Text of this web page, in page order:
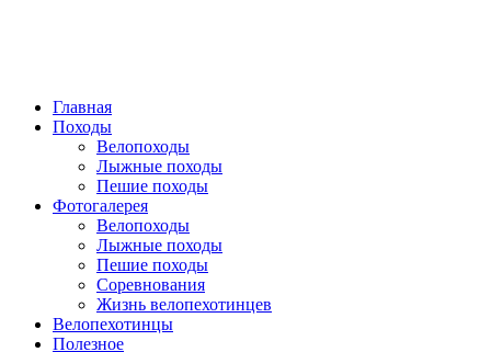
Главная
Походы
Велопоходы
Лыжные походы
Пешие походы
Фотогалерея
Велопоходы
Лыжные походы
Пешие походы
Соревнования
Жизнь велопехотинцев
Велопехотинцы
Полезное